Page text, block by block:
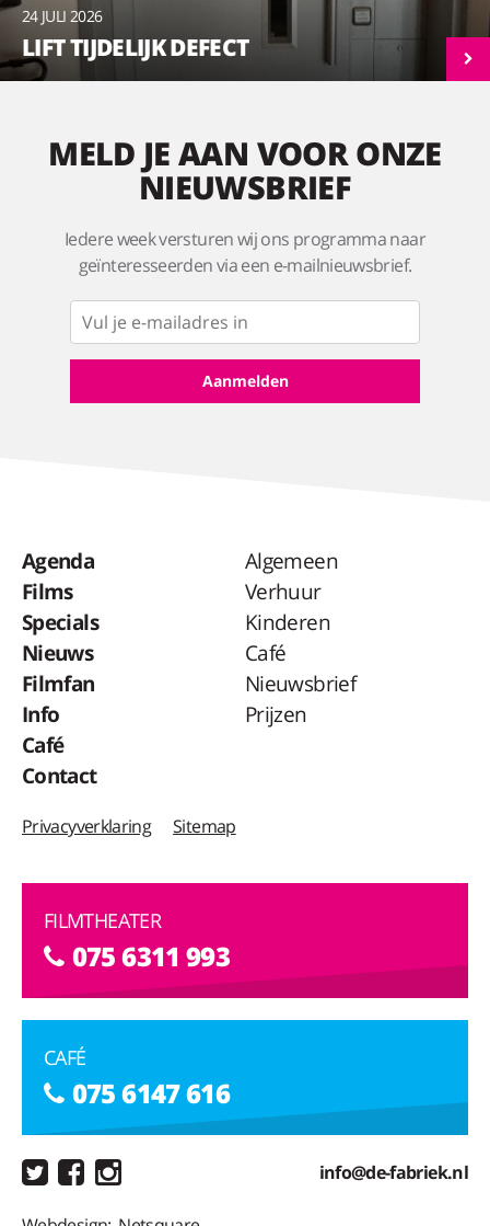
24 JULI 2026
LIFT TIJDELIJK DEFECT
MELD JE AAN VOOR ONZE
NIEUWSBRIEF
Iedere week versturen wij ons programma naar
geïnteresseerden via een e-mailnieuwsbrief.
Agenda
Films
Specials
Nieuws
Filmfan
Info
Café
Contact
Algemeen
Verhuur
Kinderen
Café
Nieuwsbrief
Prijzen
Privacyverklaring Sitemap
FILMTHEATER
075 6311 993
CAFÉ
075 6147 616
info@de-fabriek.nl